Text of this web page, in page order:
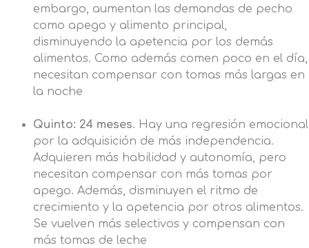
embargo, aumentan las demandas de pecho
como apego y alimento principal,
disminuyendo la apetencia por los demás
alimentos. Como además comen poco en el día,
necesitan compensar con tomas más largas en
la noche
Quinto: 24 meses. Hay una regresión emocional
por la adquisición de más independencia.
Adquieren más habilidad y autonomía, pero
necesitan compensar con más tomas por
apego. Además, disminuyen el ritmo de
crecimiento y la apetencia por otros alimentos.
Se vuelven más selectivos y compensan con
más tomas de leche